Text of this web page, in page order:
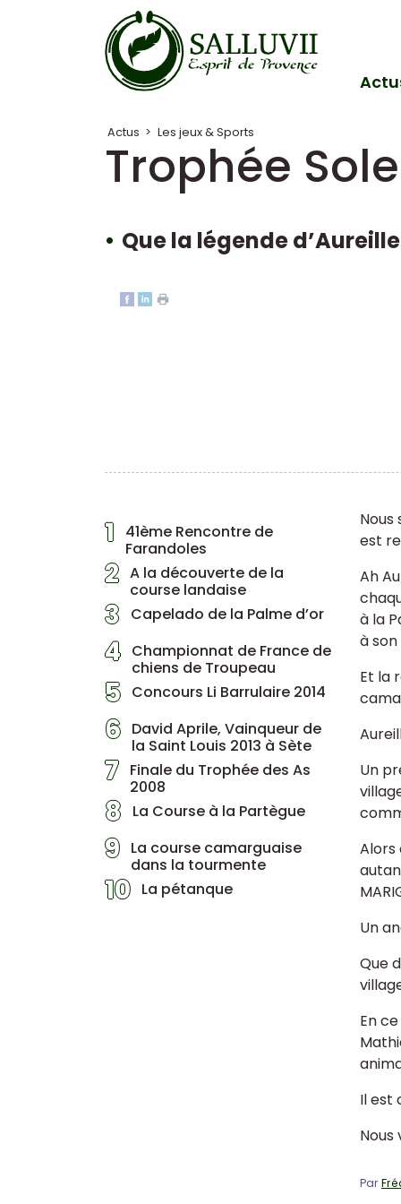
Panneau de gestion des cookies
Actus > Les jeux & Sports
Trophée
Que la légende
1
41ème Rencontre de
Farandoles
2 A la découverte de la
course landaise
3 Capelado de la Palme d’or
4 Championnat de France de
chiens de Troupeau
5 Concours Li Barrulaire 2014
6 David Aprile, Vainqueur de
la Saint Louis 2013 à Sète
7 Finale du Trophée des As
2008
8 La Course à la Partègue
9 La course camarguaise
dans la tourmente
10 La pétanque
Nous
est
Ah
à la
à
Et la
Un
Alors
Un
Que
En
Il est
Nous
Par